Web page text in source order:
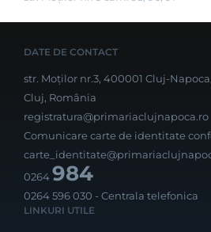
DATE DE CONTACT
str. Moților nr.3, 400001 Cluj-Napoca,
Cluj, România
registratura@primariaclujnapoca.ro
Comunicare carte de identitate
0264984
0264 596 030 - Centrala telefonica
LINKURI UTILE